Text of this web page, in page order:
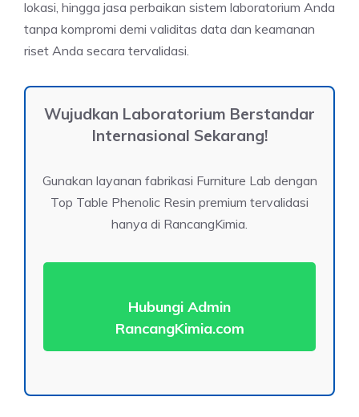
lokasi, hingga jasa perbaikan sistem laboratorium Anda
tanpa kompromi demi validitas data dan keamanan
riset Anda secara tervalidasi.
Wujudkan Laboratorium Berstandar
Internasional Sekarang!
Gunakan layanan fabrikasi Furniture Lab dengan
Top Table Phenolic Resin premium tervalidasi
hanya di RancangKimia.
Hubungi Admin
RancangKimia.com